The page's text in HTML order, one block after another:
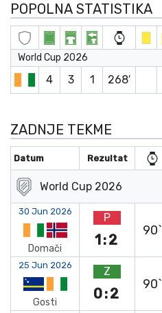
POPOLNA STATISTIKA
World Cup 2026
4 3 1 268′
ZADNJE TEKME
Datum Rezultat
World Cup 2026
30 Jun 2026
Domači
P
1:2
90`
25 Jun 2026
Gosti
Z
0:2
90`